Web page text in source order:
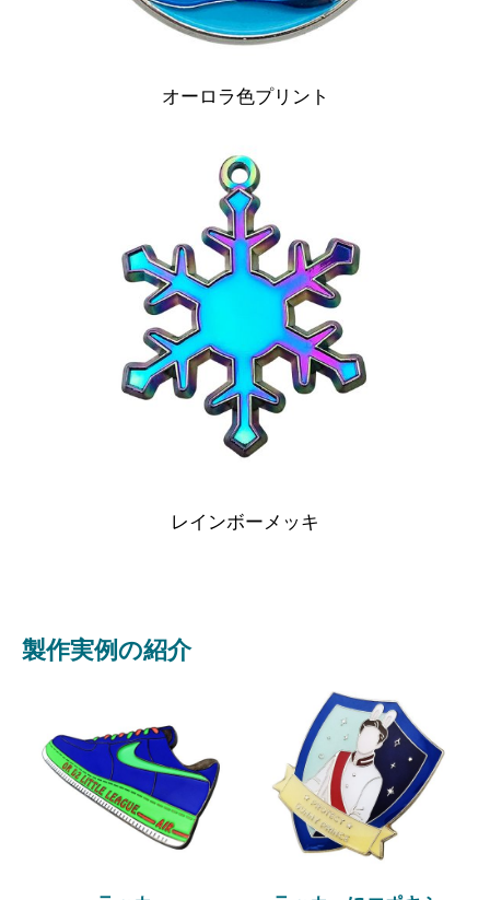
オーロラ色プリント
レインボーメッキ
製作実例の紹介